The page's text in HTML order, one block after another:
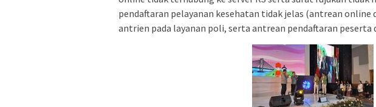
pendaftaran pelayanan kesehatan tidak jelas (antrean online
antrien pada layanan poli, serta antrean pendaftaran peserta